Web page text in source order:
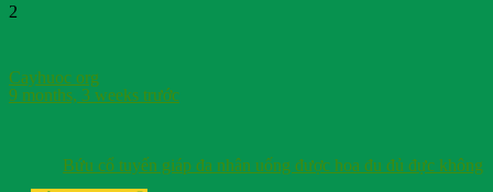
2
Cayhuoc org
9 months, 3 weeks trước
Bứu cổ tuyến giáp đa nhân uống được hoa đu đủ đực không